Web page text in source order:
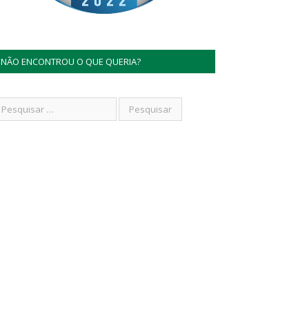
NÃO ENCONTROU O QUE QUERIA?